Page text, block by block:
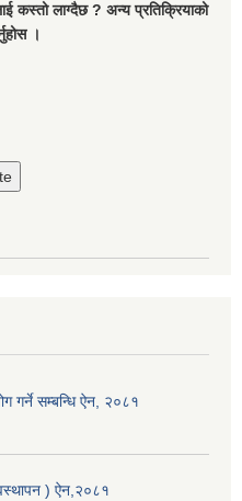
कस्तो लाग्दैछ ? अन्य प्रतिक्रियाको
।
गर्ने सम्बन्धि ऐन, २०८१
) ऐन,२०८१